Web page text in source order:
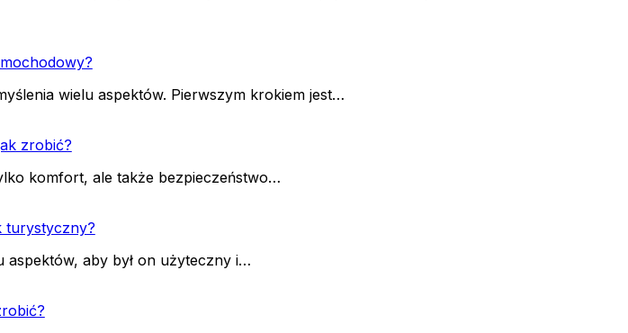
wielu aspektów. Pierwszym krokiem jest…
zrobić?
komfort, ale także bezpieczeństwo…
turystyczny?
aby był on użyteczny i…